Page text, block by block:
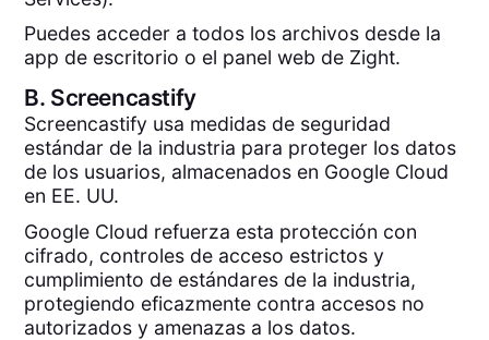
Puedes acceder a todos los archivos desde la
app de escritorio o el panel web de Zight.
B. Screencastify
Screencastify usa medidas de seguridad
estándar de la industria para proteger los datos
de los usuarios, almacenados en Google Cloud
en EE. UU.
Google Cloud refuerza esta protección con
cifrado, controles de acceso estrictos y
cumplimiento de estándares de la industria,
protegiendo eficazmente contra accesos no
autorizados y amenazas a los datos.